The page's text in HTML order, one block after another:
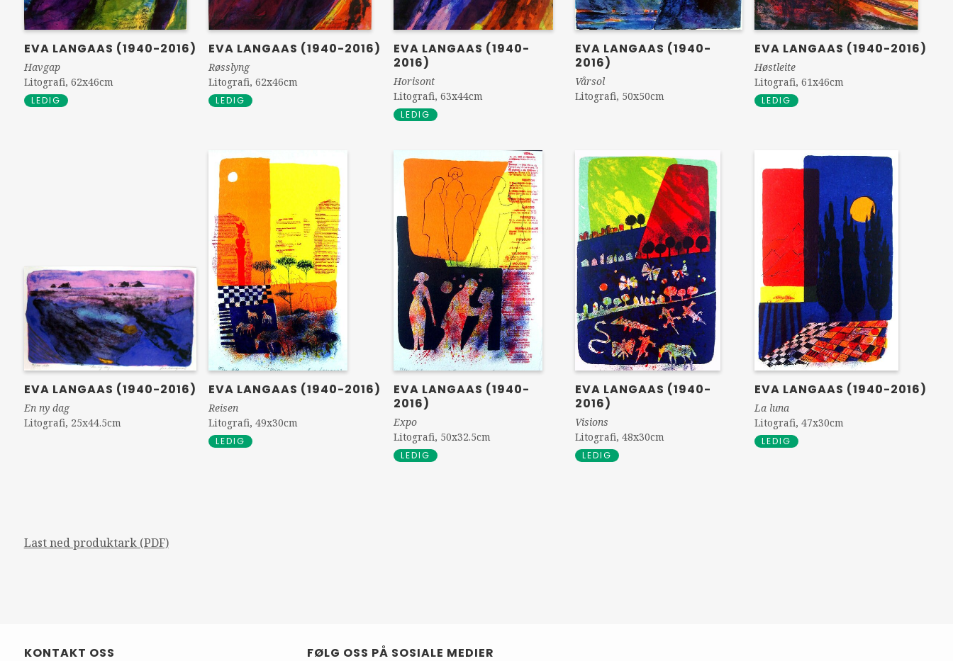
EVA LANGAAS (1940-2016)
Havgap
Litografi, 62x46cm
LEDIG
EVA LANGAAS (1940-2016)
Røsslyng
Litografi, 62x46cm
LEDIG
EVA LANGAAS (1940-
2016)
Horisont
Litografi, 63x44cm
LEDIG
EVA LANGAAS (1940-
2016)
Vårsol
Litografi, 50x50cm
EVA LANGAAS (1940-2016)
Høstleite
Litografi, 61x46cm
LEDIG
EVA LANGAAS (1940-2016)
En ny dag
Litografi, 25x44.5cm
EVA LANGAAS (1940-2016)
Reisen
Litografi, 49x30cm
LEDIG
EVA LANGAAS (1940-
2016)
Expo
Litografi, 50x32.5cm
LEDIG
EVA LANGAAS (1940-
2016)
Visions
Litografi, 48x30cm
LEDIG
EVA LANGAAS (1940-2016)
La luna
Litografi, 47x30cm
LEDIG
Last ned produktark (PDF)
KONTAKT OSS FØLG OSS PÅ SOSIALE MEDIER